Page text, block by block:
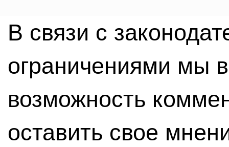
В связи с
ограничениями мы
возможность
оставить свое